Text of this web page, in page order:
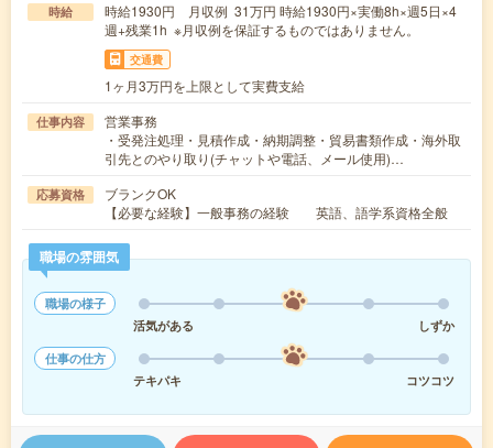
時給
時給1930円 月収例 31万円 時給1930円×実働8h×週5日×4
週+残業1h ※月収例を保証するものではありません。
交通費
1ヶ月3万円を上限として実費支給
仕事内容
営業事務
・受発注処理・見積作成・納期調整・貿易書類作成・海外取
引先とのやり取り(チャットや電話、メール使用)…
応募資格
ブランクOK
【必要な経験】一般事務の経験 英語、語学系資格全般
職場の雰囲気
職場の様子
活気がある
しずか
仕事の仕方
テキパキ
コツコツ